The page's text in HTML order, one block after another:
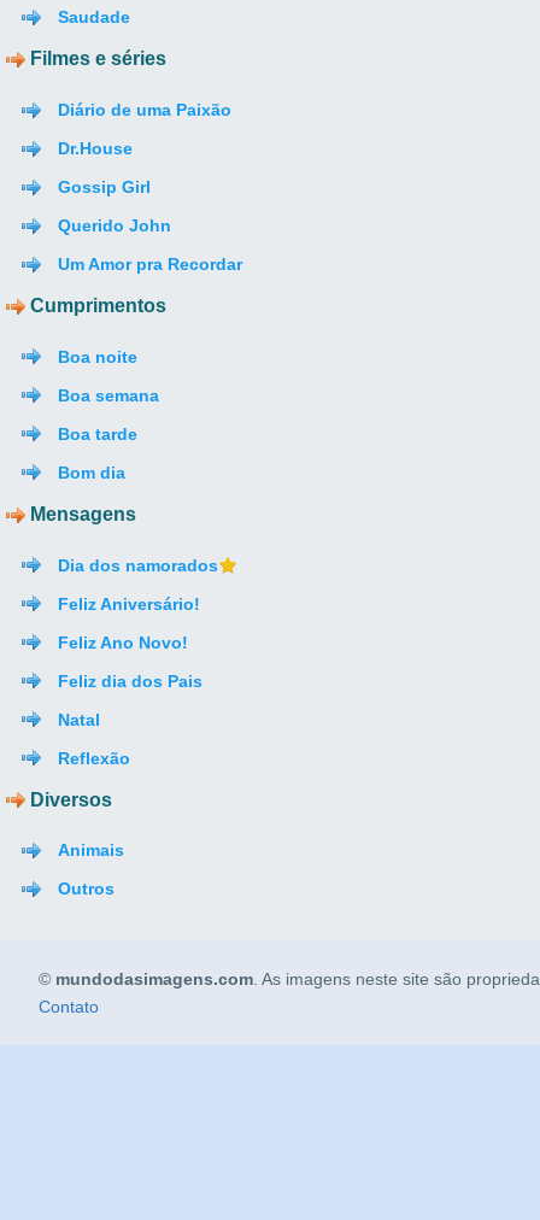
Saudade
Filmes e séries
Diário de uma Paixão
Dr.House
Gossip Girl
Querido John
Um Amor pra Recordar
Cumprimentos
Boa noite
Boa semana
Boa tarde
Bom dia
Mensagens
Dia dos namorados
Feliz Aniversário!
Feliz Ano Novo!
Feliz dia dos Pais
Natal
Reflexão
Diversos
Animais
Outros
© mundodasimagens.com . As imagens neste site são
Contato